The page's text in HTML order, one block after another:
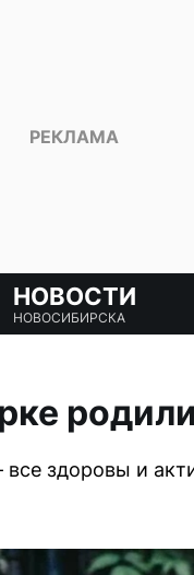
НОВОСТИ
НОВОСИБИРСКА
здоровы и